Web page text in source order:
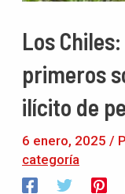
Los
primeros
ilícito de
6 enero, 2025 /
categoría